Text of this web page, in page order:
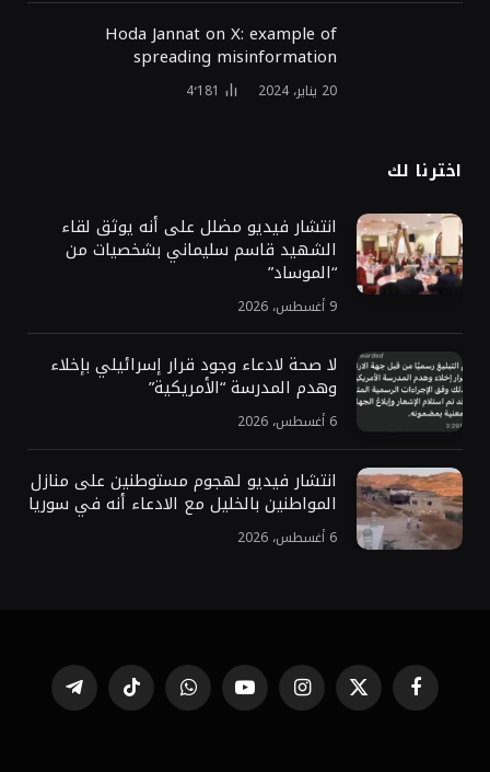
Hoda Jannat on X: example of
spreading misinformation
20 يناير، 2024 4٬181
اخترنا لك
انتشار فيديو مضلل على أنه يوثق لقاء
الشهيد قاسم سليماني بشخصيات من
“الموساد”
9 أغسطس، 2026
لا صحة لادعاء وجود قرار إسرائيلي بإخلاء
وهدم المدرسة “الأمريكية”
6 أغسطس، 2026
انتشار فيديو لهجوم مستوطنين على منازل
المواطنين بالخليل مع الادعاء أنه في سوريا
6 أغسطس، 2026
فيسبوك X
(Twitter)
الانستغراميوتيوب واتساب تيكتوك تيلقرام